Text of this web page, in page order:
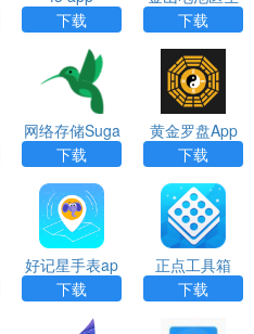
下载
专业版app
下载
网络存储Suga
rSync app
下载
黄金罗盘App
下载
好记星手表ap
p
下载
正点工具箱
（ZDbox）ap
p
下载